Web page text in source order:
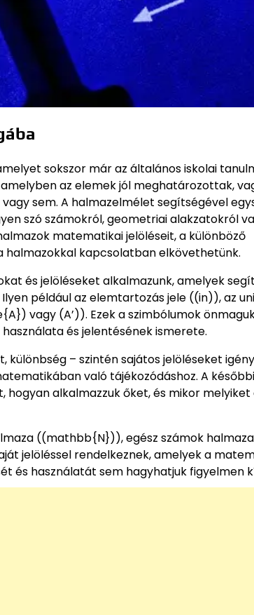
sokszor már az általános iskolai
az elemek jól meghatározottak,
sem. A halmazelmélet segítségével
szó számokról, geometriai alakzatokról
matematikai jelöléseit, a különböző
kapcsolatban elkövethetünk.
és jelöléseket alkalmazunk, amelyek
például az elemtartozás jele ((in)), az
vagy (A’)). Ezek a szimbólumok
és jelentésének ismerete.
– szintén sajátos jelöléseket
való tájékozódáshoz. A
alkalmazzuk őket, és mikor melyiket
((mathbb{N})), egész számok
jelöléssel rendelkeznek, amelyek a
és használatát sem hagyhatjuk figyelmen